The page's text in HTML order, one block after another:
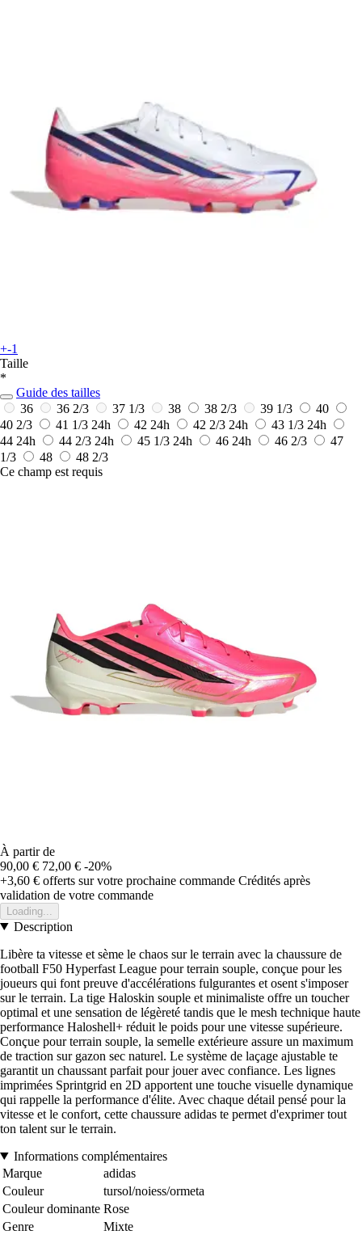
+-1
Taille
*
Guide des tailles
36
36 2/3 37 1/3 38 38 2/3 39 1/3
40
40 2/3
41 1/3 24h 42 24h 42 2/3 24h 43 1/3 24h
44 24h 44 2/3 24h 45 1/3 24h 46 24h 46 2/3
47
1/3
48
48 2/3
Ce champ est requis
À partir de
90,00 € 72,00 € -20%
+3,60 € offerts sur votre prochaine commande Crédités après
validation de votre commande
Loading...
Description
Libère ta vitesse et sème le chaos sur le terrain avec la chaussure de
football F50 Hyperfast League pour terrain souple, conçue pour les
joueurs qui font preuve d'accélérations fulgurantes et osent s'imposer
sur le terrain. La tige Haloskin souple et minimaliste offre un toucher
optimal et une sensation de légèreté tandis que le mesh technique haute
performance Haloshell+ réduit le poids pour une vitesse supérieure.
Conçue pour terrain souple, la semelle extérieure assure un maximum
de traction sur gazon sec naturel. Le système de laçage ajustable te
garantit un chaussant parfait pour jouer avec confiance. Les lignes
imprimées Sprintgrid en 2D apportent une touche visuelle dynamique
qui rappelle la performance d'élite. Avec chaque détail pensé pour la
vitesse et le confort, cette chaussure adidas te permet d'exprimer tout
ton talent sur le terrain.
Informations complémentaires
Marque
adidas
Couleur
tursol/noiess/ormeta
Couleur dominante Rose
Genre
Mixte